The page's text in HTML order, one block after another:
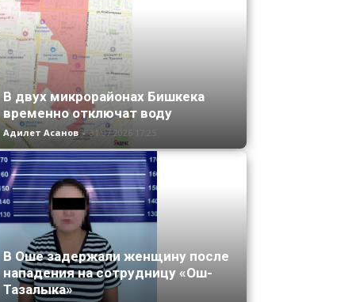
В двух микрорайонах Бишкека
временно отключат воду
Адилет Асанов - 31.07.2026 17:25
В Оше задержали женщину после
нападения на сотрудницу «Ош-
Тазалыка»